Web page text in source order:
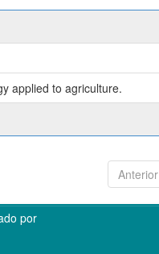
applied to agriculture.
Anterior
por